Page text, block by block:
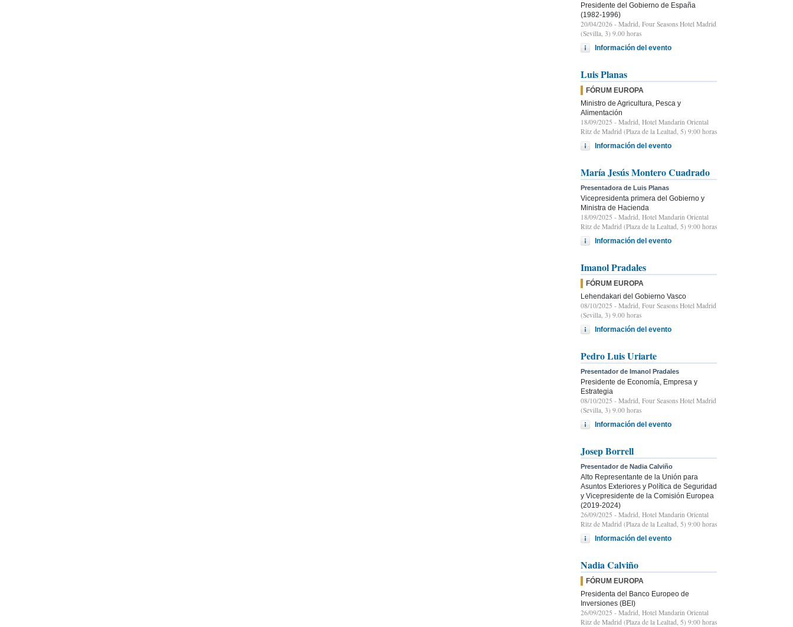
Presidente del Gobierno de España
(1982-1996)
20/04/2026 - Madrid, Four Seasons Hotel Madrid
(Sevilla, 3) 9.00 horas
Información del evento
Luis Planas
FÓRUM EUROPA
Ministro de Agricultura, Pesca y
Alimentación
18/09/2025 - Madrid, Hotel Mandarin Oriental
Ritz de Madrid (Plaza de la Lealtad, 5) 9:00 horas
Información del evento
María Jesús Montero Cuadrado
Presentadora de Luis Planas
Vicepresidenta primera del Gobierno y
Ministra de Hacienda
18/09/2025 - Madrid, Hotel Mandarin Oriental
Ritz de Madrid (Plaza de la Lealtad, 5) 9:00 horas
Información del evento
Imanol Pradales
FÓRUM EUROPA
Lehendakari del Gobierno Vasco
08/10/2025 - Madrid, Four Seasons Hotel Madrid
(Sevilla, 3) 9.00 horas
Información del evento
Pedro Luis Uriarte
Presentador de Imanol Pradales
Presidente de Economía, Empresa y
Estrategia
08/10/2025 - Madrid, Four Seasons Hotel Madrid
(Sevilla, 3) 9.00 horas
Información del evento
Josep Borrell
Presentador de Nadia Calviño
Alto Representante de la Unión para
Asuntos Exteriores y Política de Seguridad
y Vicepresidente de la Comisión Europea
(2019-2024)
26/09/2025 - Madrid, Hotel Mandarin Oriental
Ritz de Madrid (Plaza de la Lealtad, 5) 9:00 horas
Información del evento
Nadia Calviño
FÓRUM EUROPA
Presidenta del Banco Europeo de
Inversiones (BEI)
26/09/2025 - Madrid, Hotel Mandarin Oriental
Ritz de Madrid (Plaza de la Lealtad, 5) 9:00 horas